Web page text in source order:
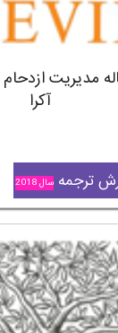
مدیریت ازدحام
آکرا
ترجمه سال 2018